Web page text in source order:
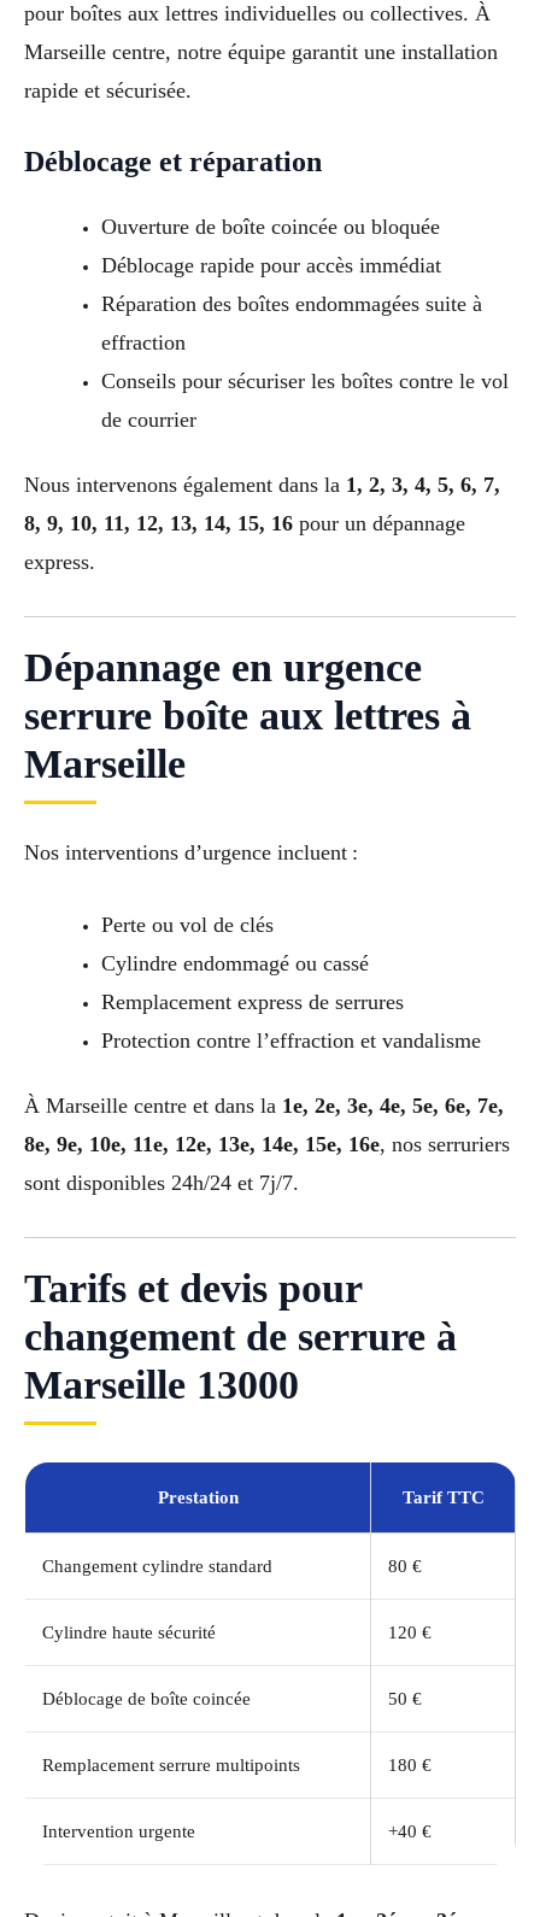
pour boîtes aux lettres individuelles ou collectives. À
Marseille centre, notre équipe garantit une installation
rapide et sécurisée.
Déblocage et réparation
Ouverture de boîte coincée ou bloquée
Déblocage rapide pour accès immédiat
Réparation des boîtes endommagées suite à
effraction
Conseils pour sécuriser les boîtes contre le vol
de courrier
Nous intervenons également dans la 1, 2, 3, 4, 5, 6, 7,
8, 9, 10, 11, 12, 13, 14, 15, 16 pour un dépannage
express.
Dépannage en urgence
serrure boîte aux lettres à
Marseille
Nos interventions d’urgence incluent :
Perte ou vol de clés
Cylindre endommagé ou cassé
Remplacement express de serrures
Protection contre l’effraction et vandalisme
À Marseille centre et dans la 1e, 2e, 3e, 4e, 5e, 6e, 7e,
8e, 9e, 10e, 11e, 12e, 13e, 14e, 15e, 16e, nos serruriers
sont disponibles 24h/24 et 7j/7.
Tarifs et devis pour
changement de serrure à
Marseille 13000
Prestation Tarif TTC
Changement cylindre standard 80 €
Cylindre haute sécurité 120 €
Déblocage de boîte coincée 50 €
Remplacement serrure multipoints 180 €
Intervention urgente +40 €